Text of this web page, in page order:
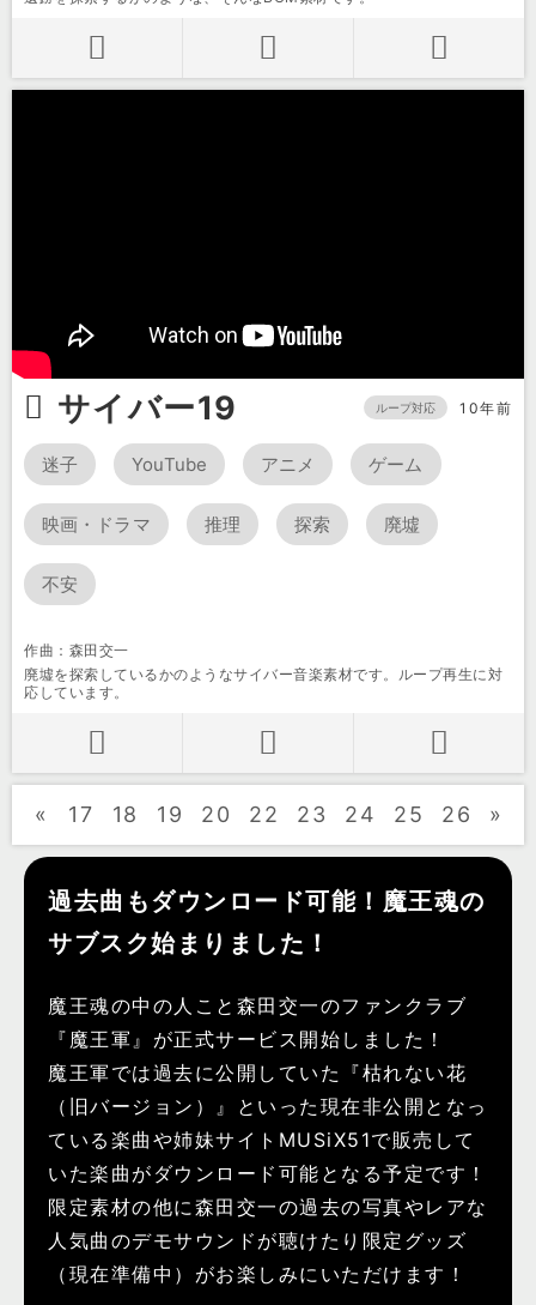
サイバー19 ループ対応 10年前
迷子 YouTube アニメ ゲーム
映画・ドラマ 推理 探索 廃墟
不安
作曲：森田交一
廃墟を探索しているかのようなサイバー音楽素材です。ループ再生に対
応しています。
« 17 18 19 20 22 23 24 25 26 »
過去曲もダウンロード可能！魔王魂の
サブスク始まりました！
魔王魂の中の人こと森田交一のファンクラブ
『魔王軍』が正式サービス開始しました！
魔王軍では過去に公開していた『枯れない花
（旧バージョン）』といった現在非公開となっ
ている楽曲や姉妹サイトMUSiX51で販売して
いた楽曲がダウンロード可能となる予定です！
限定素材の他に森田交一の過去の写真やレアな
人気曲のデモサウンドが聴けたり限定グッズ
（現在準備中）がお楽しみにいただけます！